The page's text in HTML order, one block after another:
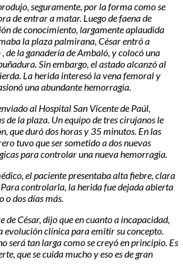
seguramente, por la forma como se
de entrar a matar. Luego de faena de
de conocimiento, largamente aplaudida
la plaza palmirana, César entró a
de la ganadería de Ambaló, y colocó una
Sin embargo, el astado alcanzó al
La herida interesó la vena femoral y
una abundante hemorragia.
al Hospital San Vicente de Paúl,
de la plaza. Un equipo de tres cirujanos le
que duró dos horas y 35 minutos. En las
tuvo que ser sometido a dos nuevas
para controlar una nueva hemorragia.
el paciente presentaba alta fiebre, clara
controlarla, la herida fue dejada abierta
o dos días más.
de César, dijo que en cuanto a incapacidad,
evolución clínica para emitir su concepto.
será tan larga como se creyó en principio. Es
que se cuida mucho y eso es de gran